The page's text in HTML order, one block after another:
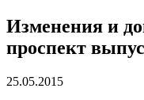
Изменения и
проспект
25.05.2015